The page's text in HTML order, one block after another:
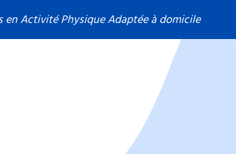
en Activité Physique Adaptée à domicile